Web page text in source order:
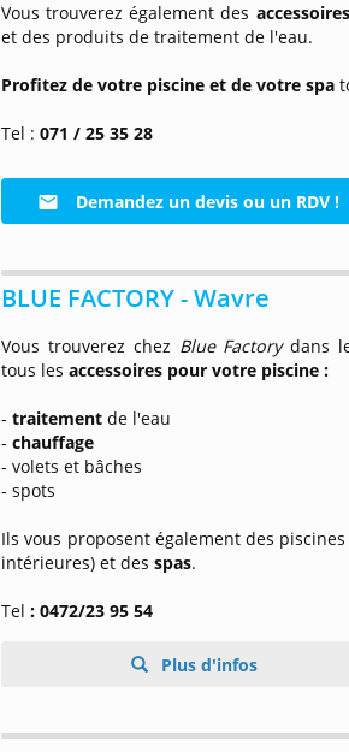
Vous trouverez également des
et des produits de traitement de l'eau.
Profitez de votre piscine et de votre spa
Tel :071 / 25 35 28
Demandez un devis ou un RDV !
BLUE FACTORY - Wavre
Vous trouverez chez Blue Factorydans
tous lesaccessoires pour votre piscine :
-traitementde l'eau
-chauffage
- volets et bâches
- spots
Ils vous proposent également des
intérieures) et desspas.
Tel: 0472/23 95 54
Plus d'infos